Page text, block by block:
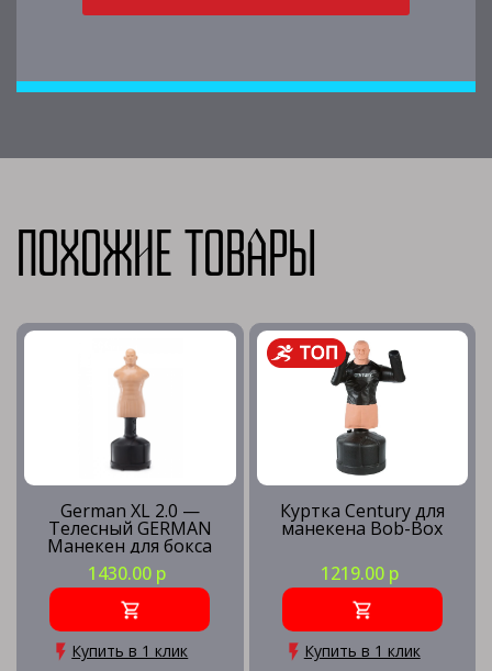
Похожие товары
German XL 2.0 —
Телесный GERMAN
Манекен для бокса
Герман
1430.00 р
Купить в 1 клик
Куртка Century для
манекена Bob-Box
1219.00 р
Купить в 1 клик